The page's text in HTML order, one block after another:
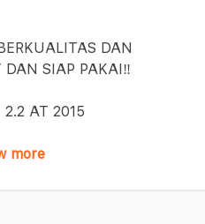
DAN
DAN SIAP PAKAI‼️
2.2 AT 2015
more